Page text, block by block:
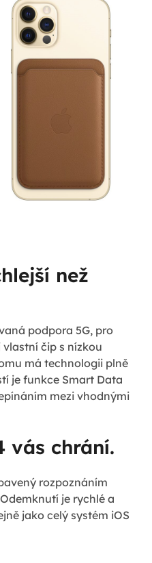
než
podpora 5G, pro
čip s nízkou
má technologii plně
je funkce Smart Data
mezi vhodnými
vás chrání.
rozpoznáním
je rychlé a
jako celý systém iOS